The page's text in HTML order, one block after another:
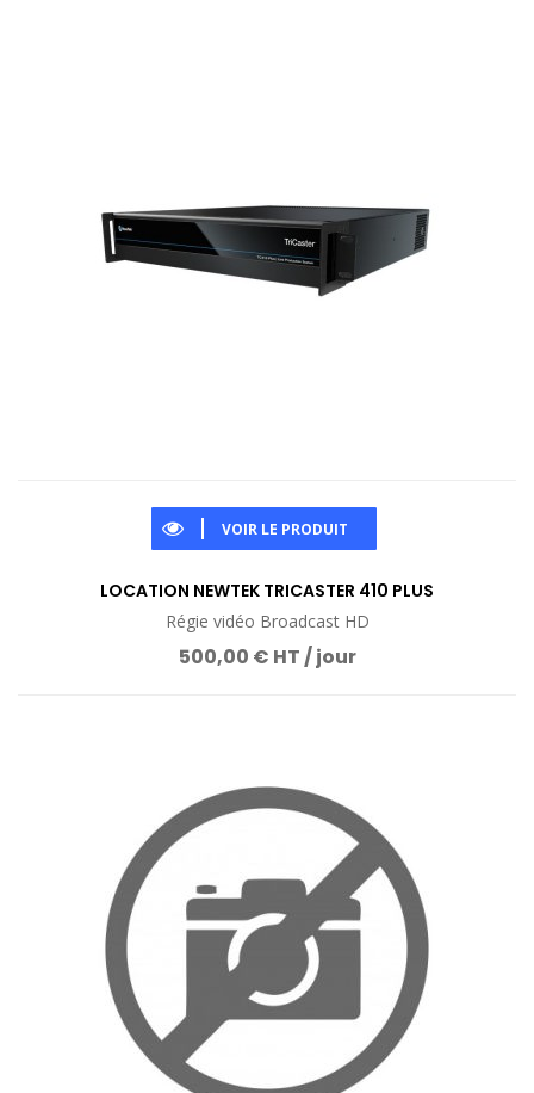
VOIR LE PRODUIT
LOCATION NEWTEK TRICASTER 410 PLUS
Régie vidéo Broadcast HD
500,00 € HT / jour